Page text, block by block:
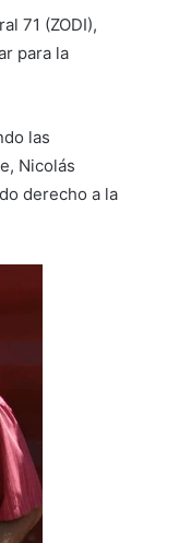
71 (ZODI),
para la
las
Nicolás
derecho a la